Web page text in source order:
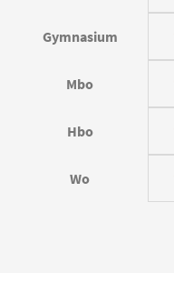
Gymnasium
Mbo
Hbo
Wo